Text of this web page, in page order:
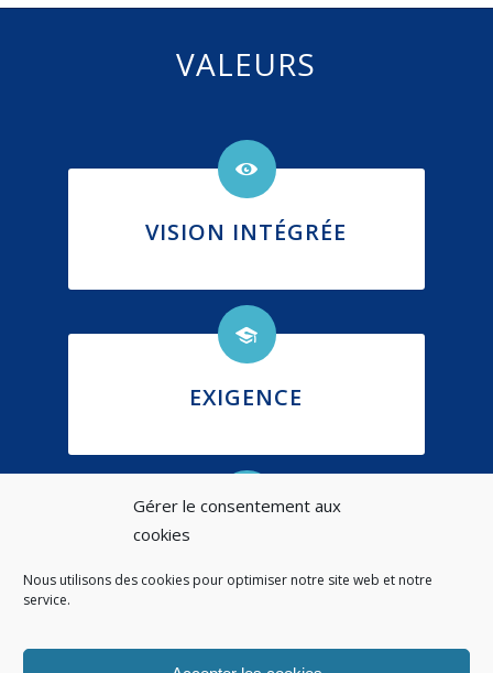
Gérer le consentement aux
cookies
Nous utilisons des cookies pour optimiser notre site web et notre
service.
VALEURS
VISION INTÉGRÉE
EXIGENCE